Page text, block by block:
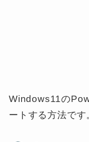
Windows11の
ートする方法です